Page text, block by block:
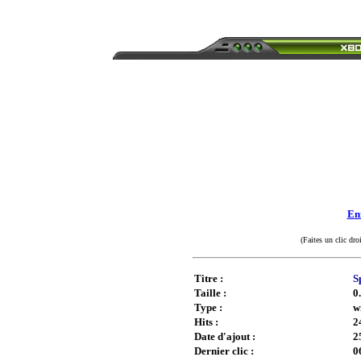
(Faites un clic
Titre :
Taille :
Type :
Hits :
Date d'ajout :
Dernier clic :